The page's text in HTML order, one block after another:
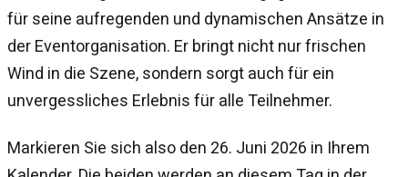
für seine aufregenden und dynamischen Ansätze in
der Eventorganisation. Er bringt nicht nur frischen
Wind in die Szene, sondern sorgt auch für ein
unvergessliches Erlebnis für alle Teilnehmer.
Markieren Sie sich also den 26. Juni 2026 in Ihrem